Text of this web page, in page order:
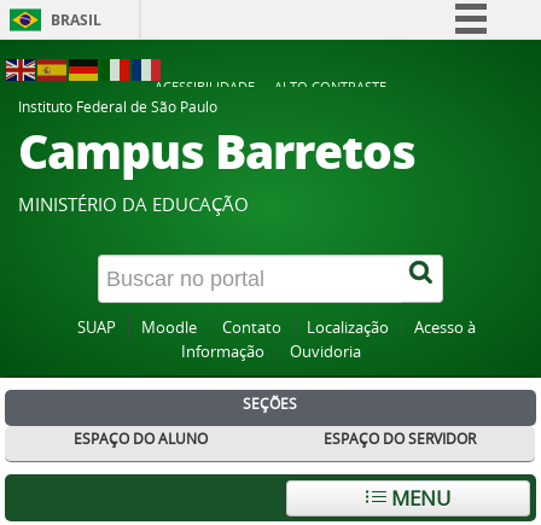
BRASIL
Participe
Acesso à informação
Canais
ACESSIBILIDADE
ALTO CONTRASTE
Instituto Federal de São Paulo
Campus Barretos
MINISTÉRIO DA EDUCAÇÃO
SUAP Moodle Contato Localização
Acesso à
Informação
Ouvidoria
SEÇÕES
ESPAÇO DO ALUNO
ESPAÇO DO SERVIDOR
MENU